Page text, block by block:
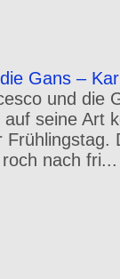
Gans –
und die
seine Art
Frühlingstag.
nach fri...